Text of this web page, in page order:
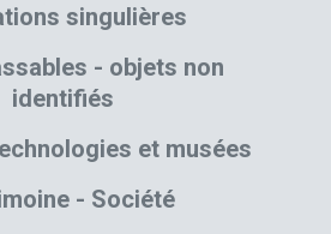
singulières
- objets non
identifiés
et musées
- Société